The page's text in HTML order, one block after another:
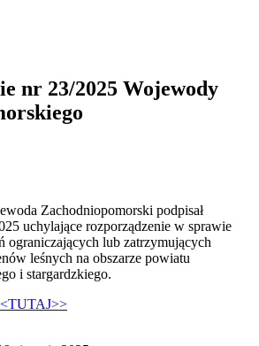
nr 23/2025 Wojewody
Zachodniopomorski podpisał
uchylające rozporządzenie w sprawie
ograniczających lub zatrzymujących
leśnych na obszarze powiatu
i stargardzkiego.